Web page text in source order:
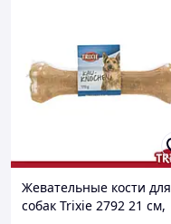
Жевательные кости для
собак Trixie 2792 21 см,